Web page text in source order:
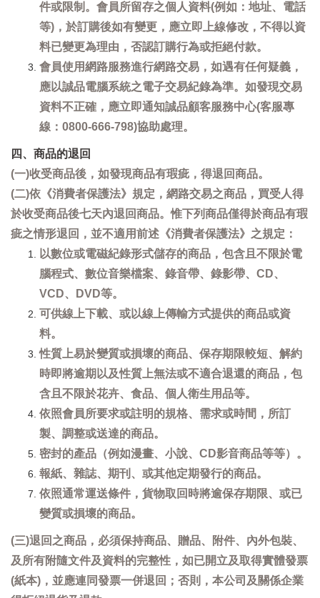
件或限制。會員所留存之個人資料(例如：地址、電話
等)，於訂購後如有變更，應立即上線修改，不得以資
料已變更為理由，否認訂購行為或拒絕付款。
會員使用網路服務進行網路交易，如遇有任何疑義，
應以誠品電腦系統之電子交易紀錄為準。如發現交易
資料不正確，應立即通知誠品顧客服務中心(客服專
線：0800-666-798)協助處理。
四、商品的退回
(一)收受商品後，如發現商品有瑕疵，得退回商品。
(二)依《消費者保護法》規定，網路交易之商品，買受人得
於收受商品後七天內退回商品。惟下列商品僅得於商品有瑕
疵之情形退回，並不適用前述《消費者保護法》之規定：
以數位或電磁紀錄形式儲存的商品，包含且不限於電
腦程式、數位音樂檔案、錄音帶、錄影帶、CD、
VCD、DVD等。
可供線上下載、或以線上傳輸方式提供的商品或資
料。
性質上易於變質或損壞的商品、保存期限較短、解約
時即將逾期以及性質上無法或不適合退還的商品，包
含且不限於花卉、食品、個人衛生用品等。
依照會員所要求或註明的規格、需求或時間，所訂
製、調整或送達的商品。
密封的產品（例如漫畫、小說、CD影音商品等等）。
報紙、雜誌、期刊、或其他定期發行的商品。
依照通常運送條件，貨物取回時將逾保存期限、或已
變質或損壞的商品。
(三)退回之商品，必須保持商品、贈品、附件、內外包裝、
及所有附隨文件及資料的完整性，如已開立及取得實體發票
(紙本)，並應連同發票一併退回；否則，本公司及關係企業